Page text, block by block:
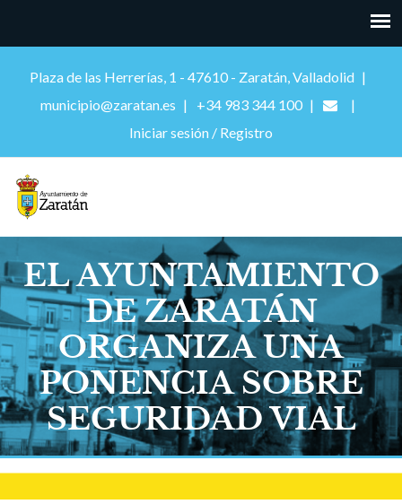
Plaza de las Herrerías, 1 - 47610 - Zaratán, Valladolid
municipio@zaratan.es
+34 983 344 100
Iniciar sesión / Registro
EL AYUNTAMIENTO
DE ZARATÁN
ORGANIZA UNA
PONENCIA SOBRE
SEGURIDAD VIAL